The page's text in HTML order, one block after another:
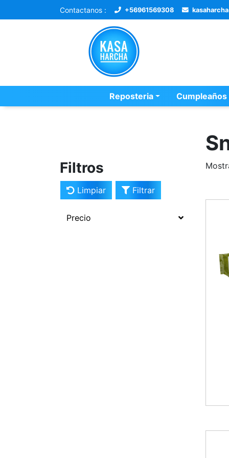
Contactanos : +56961569308
Reposteria Cumpleaños
Filtros
Limpiar Filtrar
Precio